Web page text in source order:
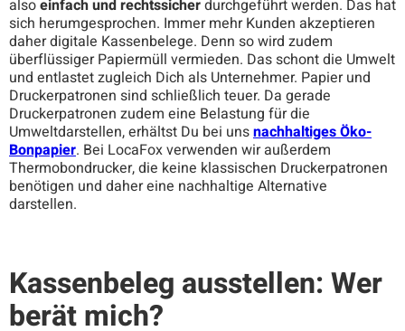
alsoeinfach und rechtssicherdurchgeführt werden. Das hat
sich herumgesprochen. Immer mehr Kunden akzeptieren
daher digitale Kassenbelege. Denn so wird zudem
überflüssiger Papiermüll vermieden. Das schont die Umwelt
und entlastet zugleich Dich als Unternehmer. Papier und
Druckerpatronen sind schließlich teuer. Da gerade
Druckerpatronen zudem eine Belastung für die
Umweltdarstellen, erhältst Du bei unsnachhaltiges Öko-
Bonpapier. Bei LocaFox verwenden wir außerdem
Thermobondrucker, die keine klassischen Druckerpatronen
benötigen und daher eine nachhaltige Alternative
darstellen.
Kassenbeleg ausstellen: Wer
berät mich?